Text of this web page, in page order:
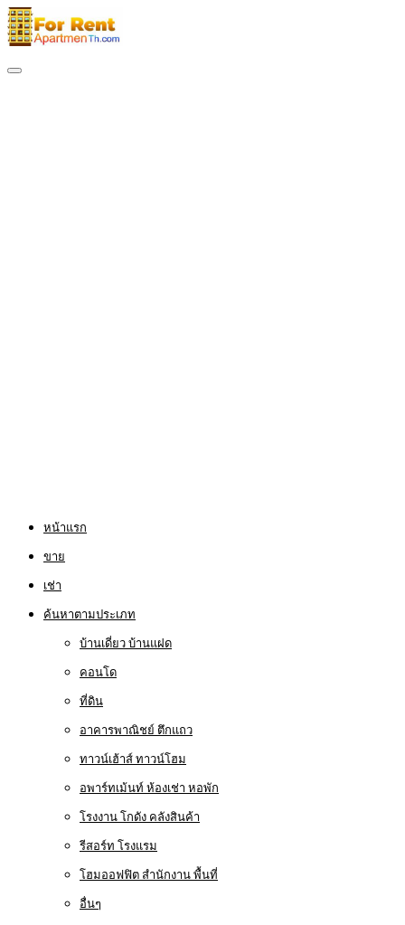
หน้าแรก
ขาย
เช่า
ค้นหาตามประเภท
บ้านเดี่ยว บ้านแฝด
คอนโด
ที่ดิน
อาคารพาณิชย์ ตึกแถว
ทาวน์เฮ้าส์ ทาวน์โฮม
อพาร์ทเม้นท์ ห้องเช่า หอพัก
โรงงาน โกดัง คลังสินค้า
รีสอร์ท โรงแรม
โฮมออฟฟิต สำนักงาน พื้นที่
อื่นๆ